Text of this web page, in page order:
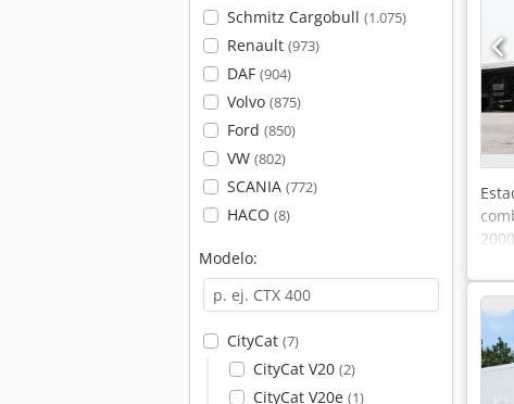
Schmitz Cargobull (1.075)
Renault (973)
DAF (904)
Volvo (875)
Ford (850)
VW (802)
SCANIA (772)
HACO (8)
Modelo:
CityCat (7)
CityCat V20 (2)
CityCat V20e (1)
de